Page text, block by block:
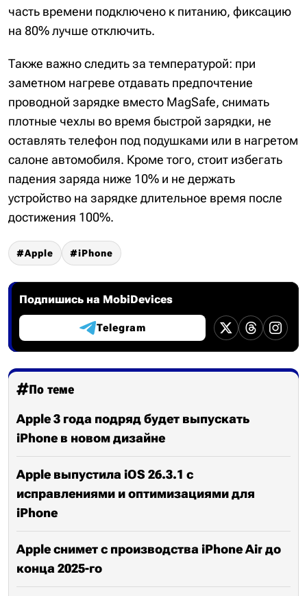
часть времени подключено к питанию, фиксацию
на 80% лучше отключить.
Также важно следить за температурой: при
заметном нагреве отдавать предпочтение
проводной зарядке вместо MagSafe, снимать
плотные чехлы во время быстрой зарядки, не
оставлять телефон под подушками или в нагретом
салоне автомобиля. Кроме того, стоит избегать
падения заряда ниже 10% и не держать
устройство на зарядке длительное время после
достижения 100%.
Apple iPhone
Подпишись на MobiDevices
Telegram
По теме
Apple 3 года подряд будет выпускать
iPhone в новом дизайне
Apple выпустила iOS 26.3.1 с
исправлениями и оптимизациями для
iPhone
Apple снимет с производства iPhone Air до
конца 2025-го